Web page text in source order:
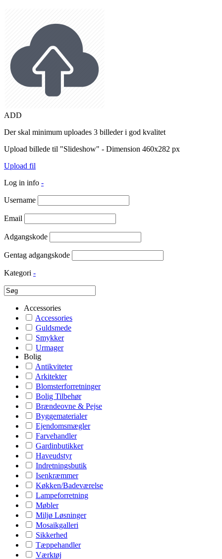
ADD
Der skal minimum uploades 3 billeder i god kvalitet
Upload billede til "Slideshow" - Dimension 460x282 px
Upload fil
Log in info -
Username
Email
Adgangskode
Gentag adgangskode
Kategori -
Accessories
Accessories
Guldsmede
Smykker
Urmager
Bolig
Antikviteter
Arkitekter
Blomsterforretninger
Bolig Tilbehør
Brændeovne & Pejse
Byggematerialer
Ejendomsmægler
Farvehandler
Gardinbutikker
Haveudstyr
Indretningsbutik
Isenkræmmer
Køkken/Badeværelse
Lampeforretning
Møbler
Miljø Løsninger
Mosaikgalleri
Sikkerhed
Tæppehandler
Værktøj